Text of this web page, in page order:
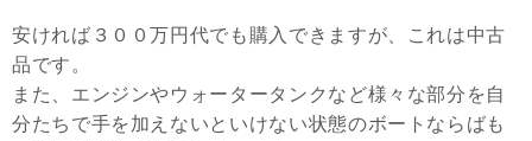
安ければ３００万円代でも購入できますが、これは中古
品です。
また、エンジンやウォータータンクなど様々な部分を自
分たちで手を加えないといけない状態のボートならばも